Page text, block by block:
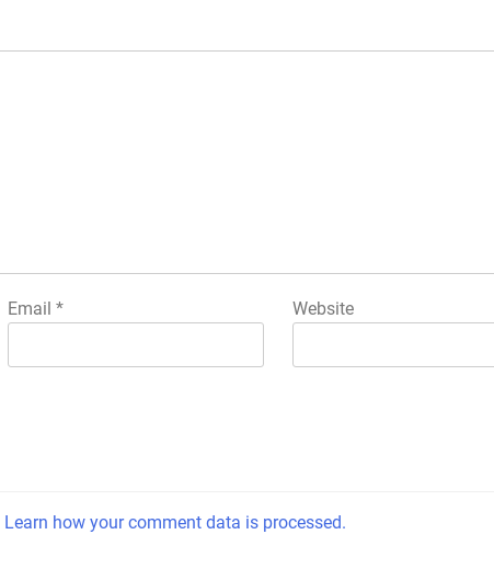
Email * Website
Learn how your comment data is processed.